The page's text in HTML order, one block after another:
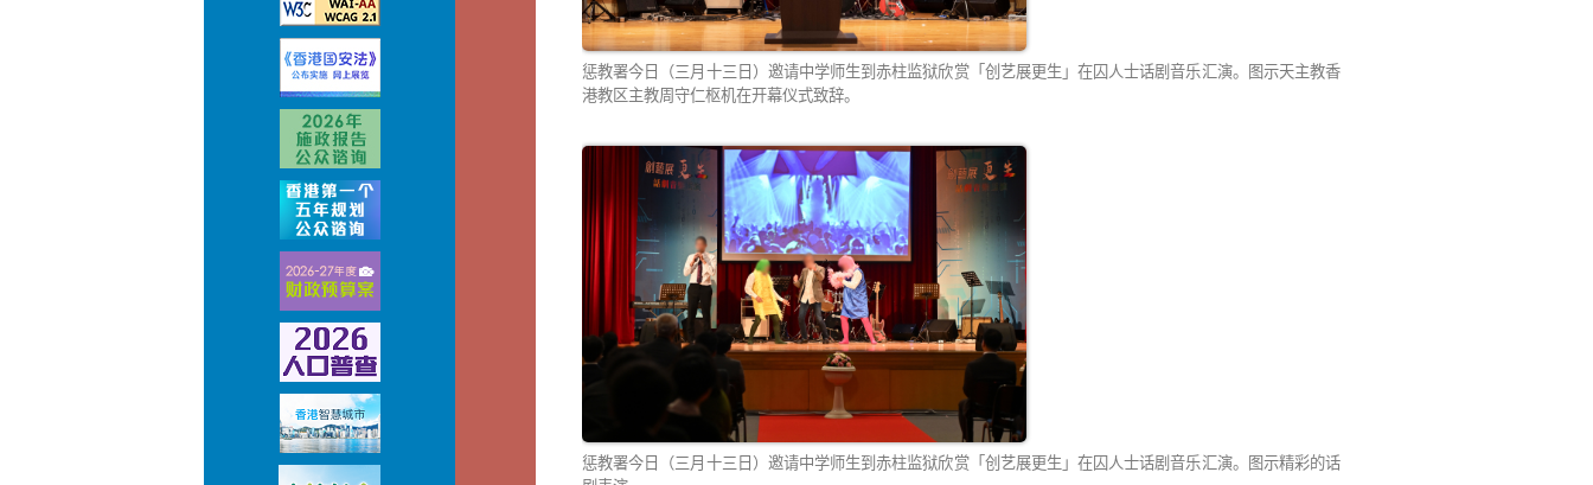
惩教署今日（三月十三日）邀请中学师生到赤柱监狱欣赏「创艺展更生」在囚人士话剧音乐汇演。图示天主教香
港教区主教周守仁枢机在开幕仪式致辞。
惩教署今日（三月十三日）邀请中学师生到赤柱监狱欣赏「创艺展更生」在囚人士话剧音乐汇演。图示精彩的话